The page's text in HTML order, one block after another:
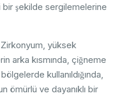
bir şekilde sergilemelerine
Zirkonyum, yüksek
arka kısmında, çiğneme
kullanıldığında,
ömürlü ve dayanıklı bir